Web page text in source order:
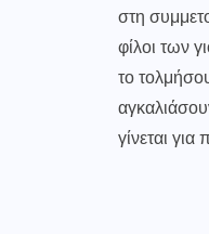
στη
φίλοι των
το
γίνεται